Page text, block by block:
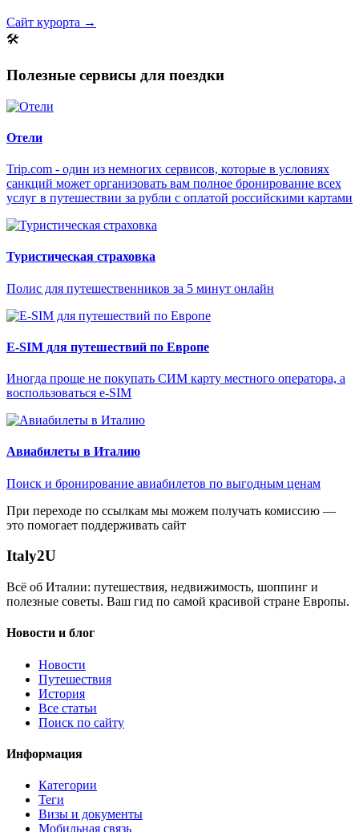
Сайт курорта →
🛠
Полезные сервисы для поездки
Отели
Trip.com - один из немногих сервисов, которые в условиях
санкций может организовать вам полное бронирование всех
услуг в путешествии за рубли с оплатой российскими картами
Туристическая страховка
Полис для путешественников за 5 минут онлайн
E-SIM для путешествий по Европе
Иногда проще не покупать СИМ карту местного оператора, а
воспользоваться e-SIM
Авиабилеты в Италию
Поиск и бронирование авиабилетов по выгодным ценам
При переходе по ссылкам мы можем получать комиссию —
это помогает поддерживать сайт
Italy2U
Всё об Италии: путешествия, недвижимость, шоппинг и
полезные советы. Ваш гид по самой красивой стране Европы.
Новости и блог
Новости
Путешествия
История
Все статьи
Поиск по сайту
Информация
Категории
Теги
Визы и документы
Мобильная связь